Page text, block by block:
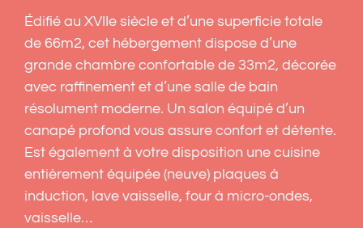
Édifié au XVIIe siècle et d’une superficie totale
de 66m2, cet hébergement dispose d’une
grande chambre confortable de 33m2, décorée
avec raffinement et d’une salle de bain
résolument moderne. Un salon équipé d’un
canapé profond vous assure confort et détente.
Est également à votre disposition une cuisine
entièrement équipée (neuve) plaques à
induction, lave vaisselle, four à micro-ondes,
vaisselle…